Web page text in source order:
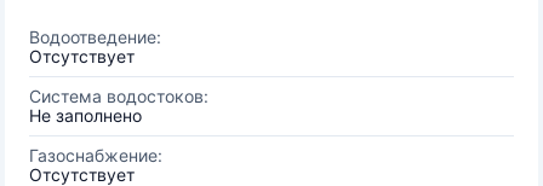
Водоотведение:
Отсутствует
Система водостоков:
Не заполнено
Газоснабжение:
Отсутствует